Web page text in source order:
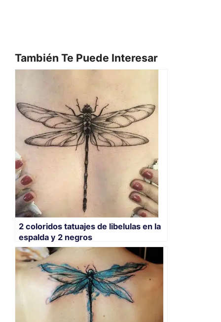
También Te Puede Interesar
2 coloridos tatuajes de libelulas en la
espalda y 2 negros